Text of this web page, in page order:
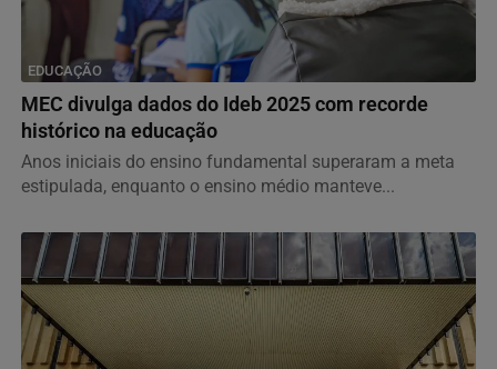
EDUCAÇÃO
MEC divulga dados do Ideb 2025 com recorde
histórico na educação
Anos iniciais do ensino fundamental superaram a meta
estipulada, enquanto o ensino médio manteve...